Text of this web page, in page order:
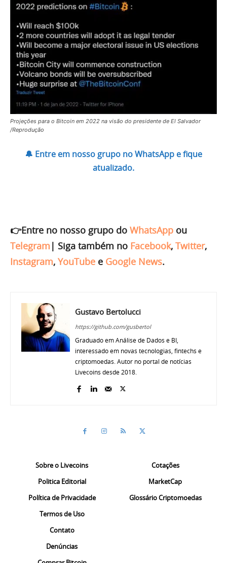
Projeções para o Bitcoin em 2022 na visão do presidente de El Salvador
/Reprodução
🔔 Entre em nosso grupo no WhatsApp e fique
atualizado.
👉Entre no nosso grupo do WhatsApp ou
Telegram | Siga também no Facebook, Twitter,
Instagram, YouTube e Google News.
Gustavo Bertolucci
https://github.com/gusbertol
Graduado em Análise de Dados e BI,
interessado em novas tecnologias, fintechs e
criptomoedas. Autor no portal de notícias
Livecoins desde 2018.
Sobre o Livecoins
Politica Editorial
Política de Privacidade
Termos de Uso
Contato
Denúncias
Cotações
MarketCap
Glossário Criptomoedas